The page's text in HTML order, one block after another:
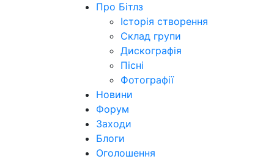
Про Бітлз
Історія створення
Склад групи
Дискографія
Пісні
Фотографії
Новини
Форум
Заходи
Блоги
Оголошення